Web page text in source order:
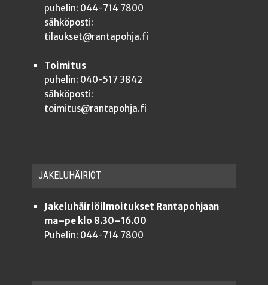
puhelin: 044-714 7800
sähköposti:
tilaukset@rantapohja.fi
Toimitus
puhelin: 040-517 3842
sähköposti:
toimitus@rantapohja.fi
JAKE­LU­HÄI­RIÖT
Jakeluhäiriöilmoitukset Rantapohjaan
ma–pe klo 8.30–16.00
Puhelin: 044-714 7800